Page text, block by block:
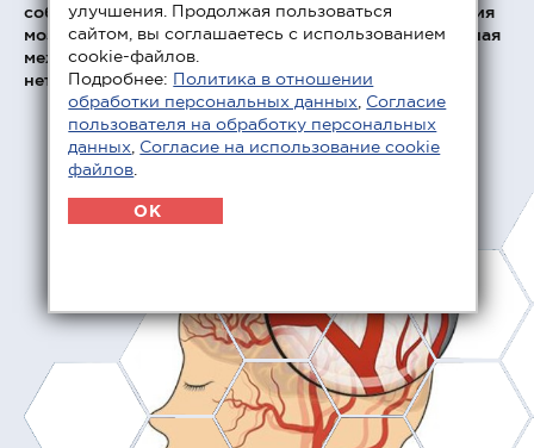
собственно геморрагический инсульт или апоплексия
мозга, и субарохноидальное (полость, расположенная
между паутинной и мягкой мозговой оболочкой)
нетравматичное кровоизлияние.
улучшения. Продолжая пользоваться
сайтом, вы соглашаетесь с использованием
cookie-файлов.
Подробнее: Политика в отношении
обработки персональных данных Согласие
пользователя на обработку персональных
данных Согласие на использование cookie
файлов
OK